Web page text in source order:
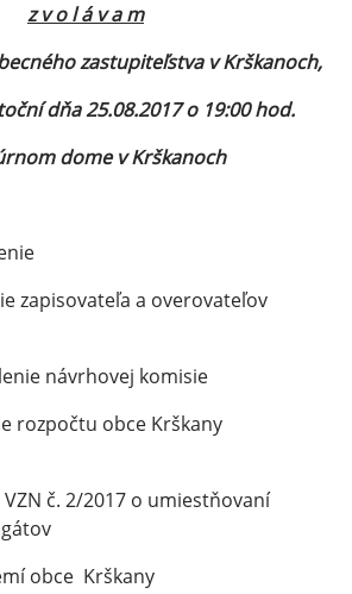
z v o l á v a m
zastupiteľstva v Krškanoch,
dňa 25.08.2017 o 19:00 hod.
dome v Krškanoch
a overovateľov
návrhovej komisie
obce Krškany
č. 2/2017 o umiestňovaní
Krškany